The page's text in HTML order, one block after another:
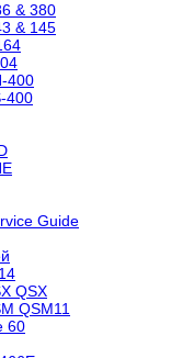
& 380
& 145
400
400
Guide
QSX
QSM11
60